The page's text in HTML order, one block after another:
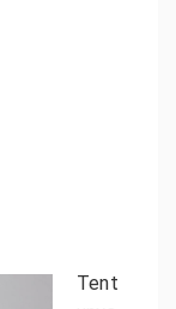
Tent